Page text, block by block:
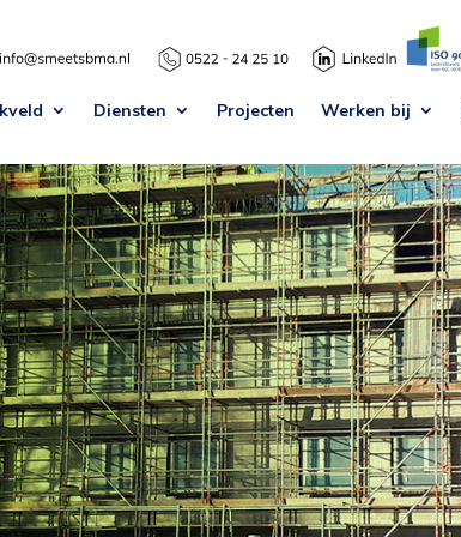
Diensten Projecten Werken bij